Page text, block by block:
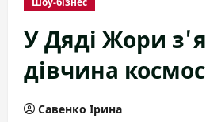
У Дяді Жори
дівчина космос
Савенко Ірина